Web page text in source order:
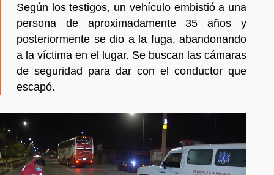
Según los testigos, un vehículo embistió a una
persona de aproximadamente 35 años y
posteriormente se dio a la fuga, abandonando
a la víctima en el lugar. Se buscan las cámaras
de seguridad para dar con el conductor que
escapó.